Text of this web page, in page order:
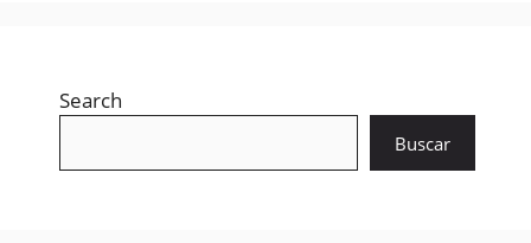
Search
Buscar